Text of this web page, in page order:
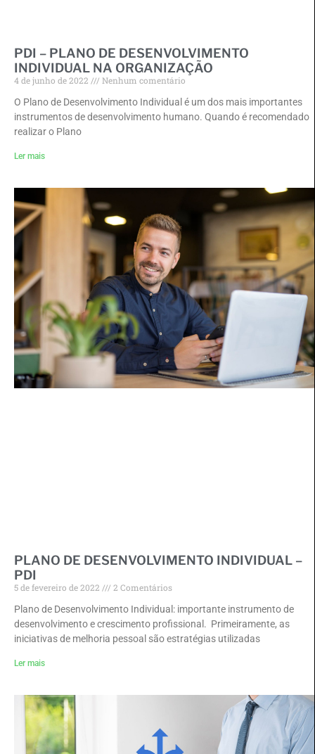
PDI – PLANO DE DESENVOLVIMENTO
INDIVIDUAL NA ORGANIZAÇÃO
4 de junho de 2022
Nenhum comentário
O Plano de Desenvolvimento Individual é um dos mais importantes
instrumentos de desenvolvimento humano. Quando é recomendado
realizar o Plano
Ler mais
PLANO DE DESENVOLVIMENTO INDIVIDUAL –
PDI
5 de fevereiro de 2022
2 Comentários
Plano de Desenvolvimento Individual: importante instrumento de
desenvolvimento e crescimento profissional. Primeiramente, as
iniciativas de melhoria pessoal são estratégias utilizadas
Ler mais